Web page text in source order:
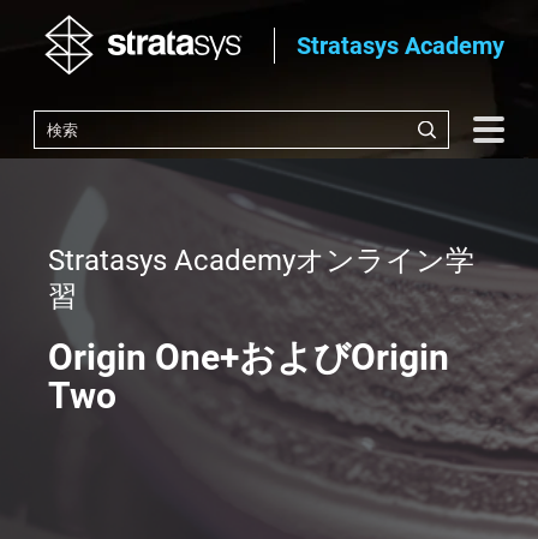
Stratasys Academy
Stratasys Academyオンライン学
習
Origin One+およびOrigin
Two